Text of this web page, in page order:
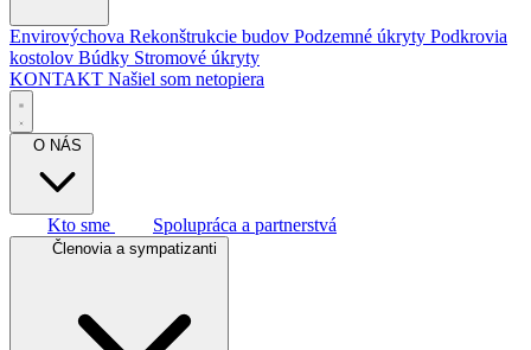
Envirovýchova Rekonštrukcie budov Podzemné úkryty Podkrovia
kostolov Búdky Stromové úkryty
KONTAKT Našiel som netopiera
O NÁS
Kto sme Spolupráca a partnerstvá
Členovia a sympatizanti